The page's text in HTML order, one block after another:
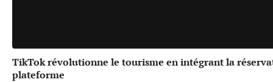
TikTok révolutionne le tourisme en intégrant la
plateforme